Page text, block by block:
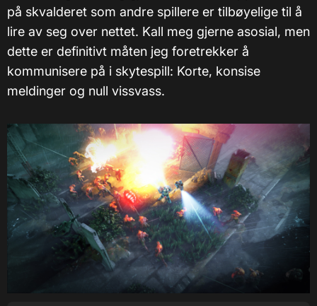
på skvalderet som andre spillere er tilbøyelige til å
lire av seg over nettet. Kall meg gjerne asosial, men
dette er definitivt måten jeg foretrekker å
kommunisere på i skytespill: Korte, konsise
meldinger og null vissvass.